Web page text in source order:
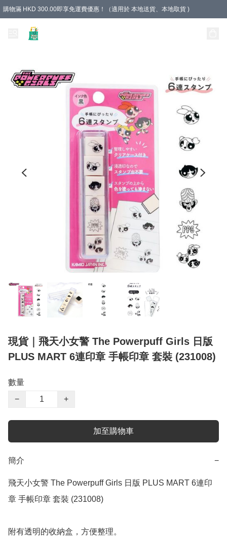
購物滿 HKD 300.00即享免運費優惠！（適用於 本地送貨、本地取貨 )
現貨｜飛天小女警 The Powerpuff Girls 日版
PLUS MART 6連印章 手帳印章 套裝 (231008)
數量
−
+
加至購物車
簡介 −
飛天小女警 The Powerpuff Girls 日版 PLUS MART 6連印
章 手帳印章 套裝 (231008)
附有透明的收納盒，方便整理。